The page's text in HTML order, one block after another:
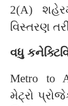
2(A)
વિસ્તરણ
વધુ
Metro to
મેટ્રો